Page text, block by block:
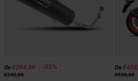
Da €264,99 -23%
€345,99
Da
€538,99